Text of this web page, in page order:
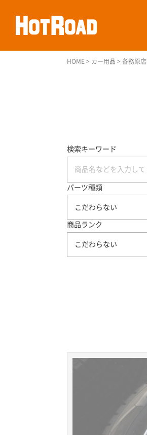
HOME > カー用品 > 各務原店
検索キーワード
パーツ種類
こだわらない
商品ランク
こだわらない